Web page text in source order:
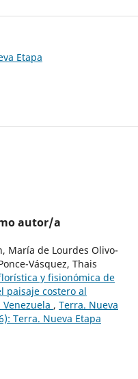
Etapa
autor/a
María de Lourdes Olivo-
Vásquez, Thais
y fisionómica de
paisaje costero al
, Terra. Nueva
Terra. Nueva Etapa